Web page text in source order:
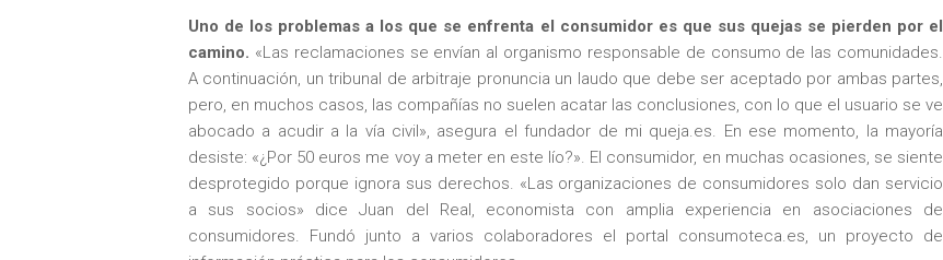
Uno de los problemas a los que se enfrenta el consumidor es que sus quejas se pierden por el
camino. «Las reclamaciones se envían al organismo responsable de consumo de las comunidades.
A continuación, un tribunal de arbitraje pronuncia un laudo que debe ser aceptado por ambas partes,
pero, en muchos casos, las compañías no suelen acatar las conclusiones, con lo que el usuario se ve
abocado a acudir a la vía civil», asegura el fundador de mi queja.es. En ese momento, la mayoría
desiste: «¿Por 50 euros me voy a meter en este lío?». El consumidor, en muchas ocasiones, se siente
desprotegido porque ignora sus derechos. «Las organizaciones de consumidores solo dan servicio
a sus socios» dice Juan del Real, economista con amplia experiencia en asociaciones de
consumidores. Fundó junto a varios colaboradores el portal consumoteca.es, un proyecto de